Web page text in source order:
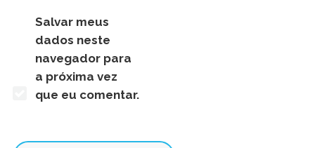
Salvar meus
dados neste
navegador para
a próxima vez
que eu comentar.